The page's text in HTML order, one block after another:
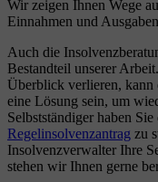
Wir zeigen Ihnen Wege
Einnahmen und
Auch die
Bestandteil unserer
Überblick verlieren, kann
eine Lösung sein, um
Selbstständiger haben
Regelinsolvenzantrag zu
Insolvenzverwalter Ihre
stehen wir Ihnen gerne